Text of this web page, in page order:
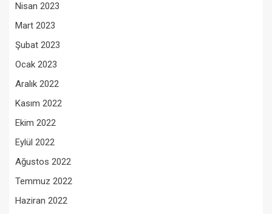
Nisan 2023
Mart 2023
Şubat 2023
Ocak 2023
Aralık 2022
Kasım 2022
Ekim 2022
Eylül 2022
Ağustos 2022
Temmuz 2022
Haziran 2022